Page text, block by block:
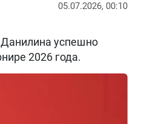
05.07.2026, 00:10
успешно
2026 года.